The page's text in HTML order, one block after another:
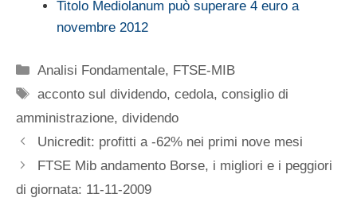
Titolo Mediolanum può superare 4 euro a
novembre 2012
Categorie
Analisi Fondamentale, FTSE-MIB
Tag
acconto sul dividendo,cedola,consiglio di
amministrazione, dividendo
Unicredit: profitti a -62% nei primi nove mesi
FTSE Mib andamento Borse, i migliori e i peggiori
di giornata: 11-11-2009